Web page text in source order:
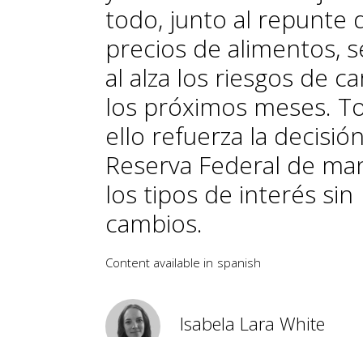
todo, junto al repunte
precios de alimentos,
al alza los riesgos de
los próximos meses.
ello refuerza la
Reserva Federal de
los tipos de interés sin
cambios.
Content available in spanish
Isabela Lara White